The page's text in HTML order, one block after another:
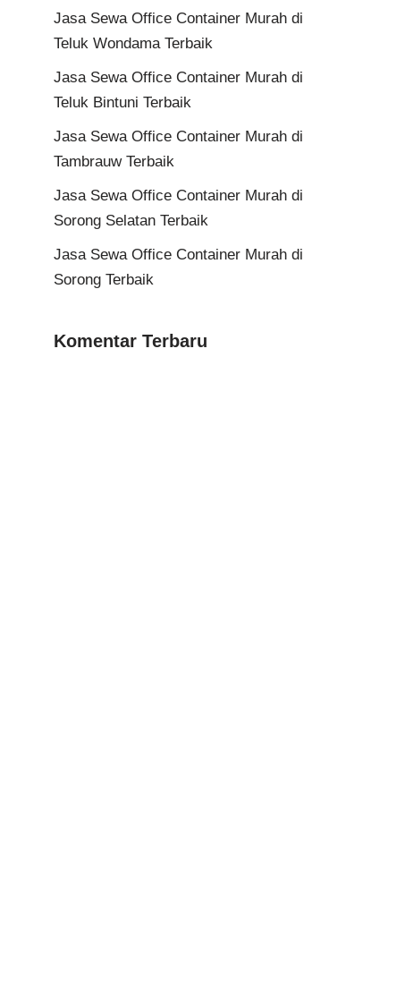
Jasa Sewa Office Container Murah di
Teluk Wondama Terbaik
Jasa Sewa Office Container Murah di
Teluk Bintuni Terbaik
Jasa Sewa Office Container Murah di
Tambrauw Terbaik
Jasa Sewa Office Container Murah di
Sorong Selatan Terbaik
Jasa Sewa Office Container Murah di
Sorong Terbaik
Komentar Terbaru